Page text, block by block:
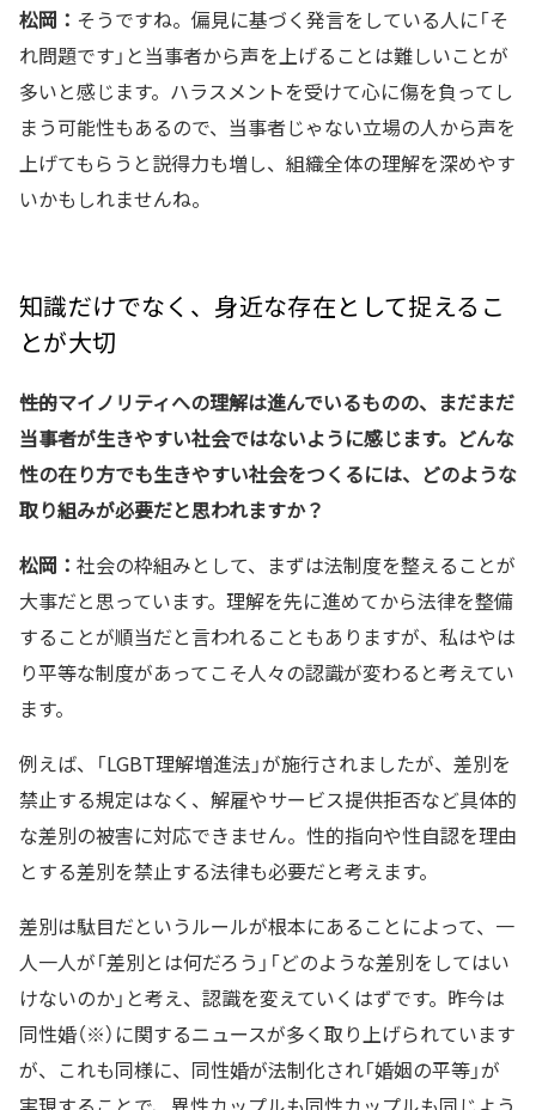
松岡： そうですね。偏見に基づく発言をしている人に「そ
れ問題です」と当事者から声を上げることは難しいことが
多いと感じます。ハラスメントを受けて心に傷を負ってし
まう可能性もあるので、当事者じゃない立場の人から声を
上げてもらうと説得力も増し、組織全体の理解を深めやす
いかもしれませんね。
知識だけでなく、身近な存在として捉えるこ
とが大切
――性的マイノリティへの理解は進んでいるものの、まだまだ
当事者が生きやすい社会ではないように感じます。どんな
性の在り方でも生きやすい社会をつくるには、どのような
取り組みが必要だと思われますか？
松岡： 社会の枠組みとして、まずは法制度を整えることが
大事だと思っています。理解を先に進めてから法律を整備
することが順当だと言われることもありますが、私はやは
り平等な制度があってこそ人々の認識が変わると考えてい
ます。
例えば、「LGBT理解増進法」が施行されましたが、差別を
禁止する規定はなく、解雇やサービス提供拒否など具体的
な差別の被害に対応できません。性的指向や性自認を理由
とする差別を禁止する法律も必要だと考えます。
差別は駄目だというルールが根本にあることによって、一
人一人が「差別とは何だろう」「どのような差別をしてはい
けないのか」と考え、認識を変えていくはずです。昨今は
同性婚（※）に関するニュースが多く取り上げられています
が、これも同様に、同性婚が法制化され「婚姻の平等」が